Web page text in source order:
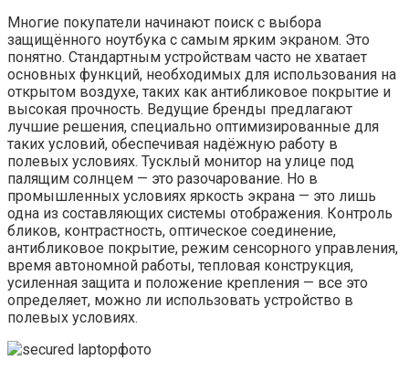
Многие покупатели начинают поиск с выбора
защищённого ноутбука с самым ярким экраном. Это
понятно. Стандартным устройствам часто не хватает
основных функций, необходимых для использования на
открытом воздухе, таких как антибликовое покрытие и
высокая прочность. Ведущие бренды предлагают
лучшие решения, специально оптимизированные для
таких условий, обеспечивая надёжную работу в
полевых условиях. Тусклый монитор на улице под
палящим солнцем — это разочарование. Но в
промышленных условиях яркость экрана — это лишь
одна из составляющих системы отображения. Контроль
бликов, контрастность, оптическое соединение,
антибликовое покрытие, режим сенсорного управления,
время автономной работы, тепловая конструкция,
усиленная защита и положение крепления — все это
определяет, можно ли использовать устройство в
полевых условиях.